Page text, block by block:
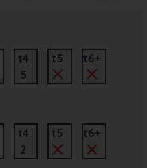
t4
5
t5 t6+
t4
2
t5 t6+